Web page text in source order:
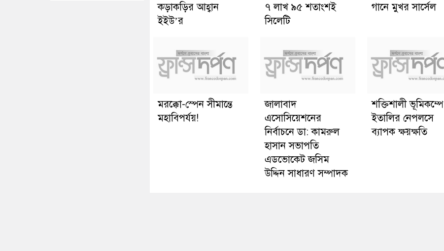
কড়াকড়ির আহ্বান
ইইউ’র
৭ লাখ ৯৫ শতাংশই
সিলেটি
গানে মুখর সার্সেল
মরক্কো-স্পেন সীমান্তে
মহাবিপর্যয়!
জালাবাদ
এসোসিয়েশনের
নির্বাচনে ডা: কামরুল
হাসান সভাপতি
এডভোকেট জসিম
উদ্দিন সাধারণ সম্পাদক
শক্তিশালী ভূমিকম্পে
ইতালির নেপলসে
ব্যাপক ক্ষয়ক্ষতি